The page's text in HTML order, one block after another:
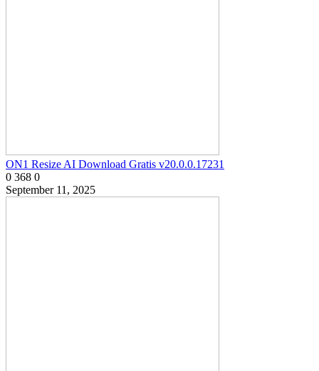
ON1 Resize AI Download Gratis v20.0.0.17231
0 368 0
September 11, 2025